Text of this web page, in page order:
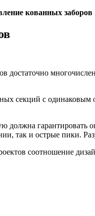
кованных заборов
достаточно
секций с
гарантировать
так и острые пики.
соотношение